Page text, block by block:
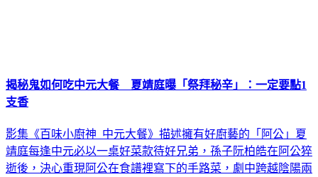
揭秘鬼如何吃中元大餐 夏靖庭曝「祭拜秘辛」：一定要點1
支香
影集《百味小廚神 中元大餐》描述擁有好廚藝的「阿公」夏
靖庭每逢中元必以一桌好菜款待好兄弟，孫子阮柏皓在阿公猝
逝後，決心重現阿公在食譜裡寫下的手路菜，劇中跨越陰陽兩